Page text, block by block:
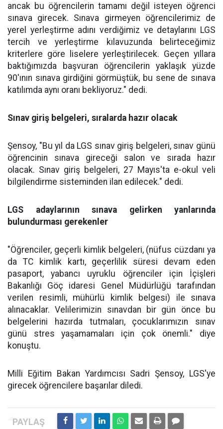
ancak bu öğrencilerin tamamı değil isteyen öğrenci
sınava girecek. Sınava girmeyen öğrencilerimiz de
yerel yerleştirme adını verdiğimiz ve detaylarını LGS
tercih ve yerleştirme kılavuzunda belirteceğimiz
kriterlere göre liselere yerleştirilecek. Geçen yıllara
baktığımızda başvuran öğrencilerin yaklaşık yüzde
90'ının sınava girdiğini görmüştük, bu sene de sınava
katılımda aynı oranı bekliyoruz." dedi.
Sınav giriş belgeleri, sıralarda hazır olacak
Şensoy, "Bu yıl da LGS sınav giriş belgeleri, sınav günü
öğrencinin sınava gireceği salon ve sırada hazır
olacak. Sınav giriş belgeleri, 27 Mayıs'ta e-okul veli
bilgilendirme sisteminden ilan edilecek." dedi.
LGS adaylarının sınava gelirken yanlarında
bulundurması gerekenler
"Öğrenciler, geçerli kimlik belgeleri, (nüfus cüzdanı ya
da TC kimlik kartı, geçerlilik süresi devam eden
pasaport, yabancı uyruklu öğrenciler için İçişleri
Bakanlığı Göç idaresi Genel Müdürlüğü tarafından
verilen resimli, mühürlü kimlik belgesi) ile sınava
alınacaklar. Velilerimizin sınavdan bir gün önce bu
belgelerini hazırda tutmaları, çocuklarımızın sınav
günü stres yaşamamaları için çok önemli." diye
konuştu.
Milli Eğitim Bakan Yardımcısı Sadri Şensoy, LGS'ye
girecek öğrencilere başarılar diledi.